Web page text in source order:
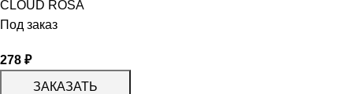
CLOUD ROSA
Под заказ
278 ₽
ЗАКАЗАТЬ